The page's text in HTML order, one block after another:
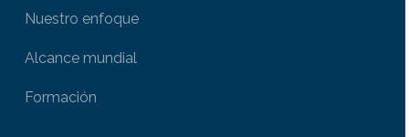
Nuestro enfoque
Alcance mundial
Formación